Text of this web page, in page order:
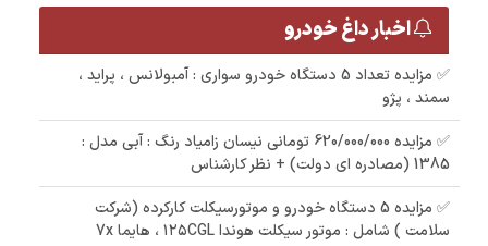
اخبار داغ خودرو
✅ مزایده تعداد 5 دستگاه خودرو سواری : آمبولانس ، پراید ،
سمند ، پژو
✅ مزایده 620/000/000 تومانی نیسان زامیاد رنگ : آبی مدل :
1385 (مصادره ای دولت) + نظر کارشناس
✅ مزایده 5 دستگاه خودرو و موتورسیکلت کارکرده (شرکت
سلامت ) شامل : موتور سیکلت هوندا ۱۲۵CGL ، هایما 7x